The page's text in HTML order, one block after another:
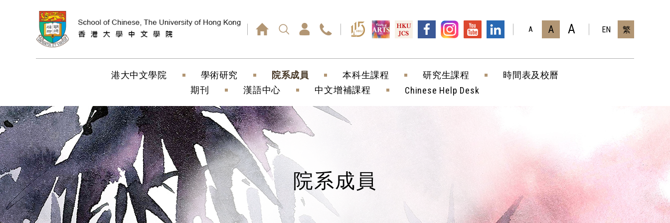
A A A EN 繁
港大中文學院 學術研究 院系成員 本科生課程 研究生課程
時間表及校曆
期刊
漢語中心 中文增補課程 Chinese Help Desk
院系成員